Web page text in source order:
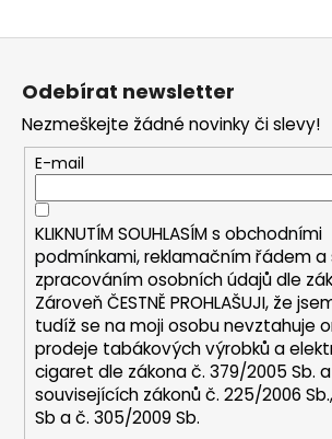
a
í
t
?
HLEDAT
D
o
p
o
Odebírat newsletter
Nezmeškejte žádné novinky či slevy!
E-mail
KLIKNUTÍM SOUHLASÍM s obchodními
podmínkami,reklamačním řádem a
zpracováním osobních údajů dle
Zároveň ČESTNĚ PROHLAŠUJI, že
tudíž se na moji osobu nevztahuje
prodeje tabákových výrobků a
cigaret dle zákona č. 379/2005 Sb.
souvisejících zákonů č. 225/2006
Sb a č. 305/2009 Sb.